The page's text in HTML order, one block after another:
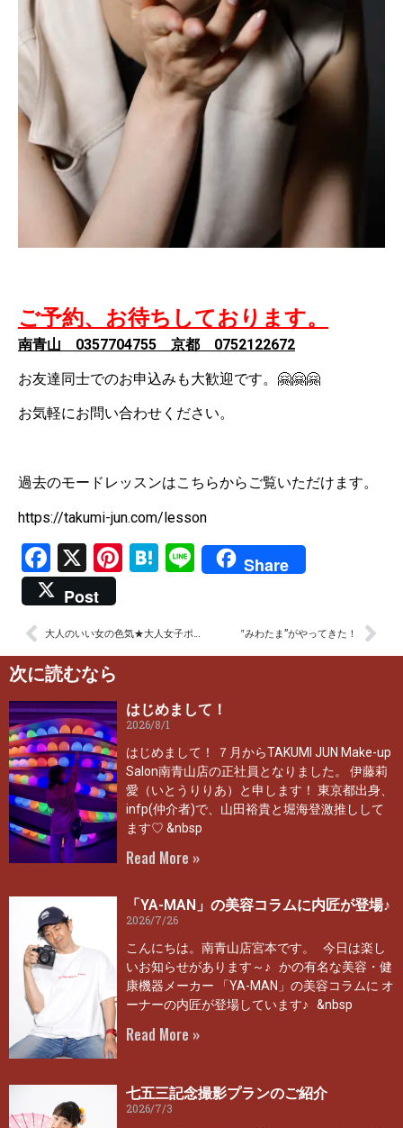
ご予約、お待ちしております。
南青山 0357704755 京都 0752122672
お友達同士でのお申込みも大歓迎です。🤗🤗🤗
お気軽にお問い合わせください。
過去のモードレッスンはこちらからご覧いただけます。
https://takumi-jun.com/lesson
Facebook
X Pinterest
Hatena
LineShare
Post
大人のいい女の色気★大人女子ポートレート！ ‟みわたま”がやってきた！
次に読むなら
はじめまして！
2026/8/1
はじめまして！ ７月からTAKUMI JUN Make-up
Salon南青山店の正社員となりました。 伊藤莉
愛（いとうりりあ）と申します！ 東京都出身、
infp(仲介者)で、山田裕貴と堀海登激推しして
ます♡ &nbsp
Read More »
「YA-MAN」の美容コラムに内匠が登場♪
2026/7/26
こんにちは。南青山店宮本です。 今日は楽し
いお知らせがあります～♪ かの有名な美容・健
康機器メーカー 「YA-MAN」の美容コラムに オ
ーナーの内匠が登場しています♪ &nbsp
Read More »
七五三記念撮影プランのご紹介
2026/7/3